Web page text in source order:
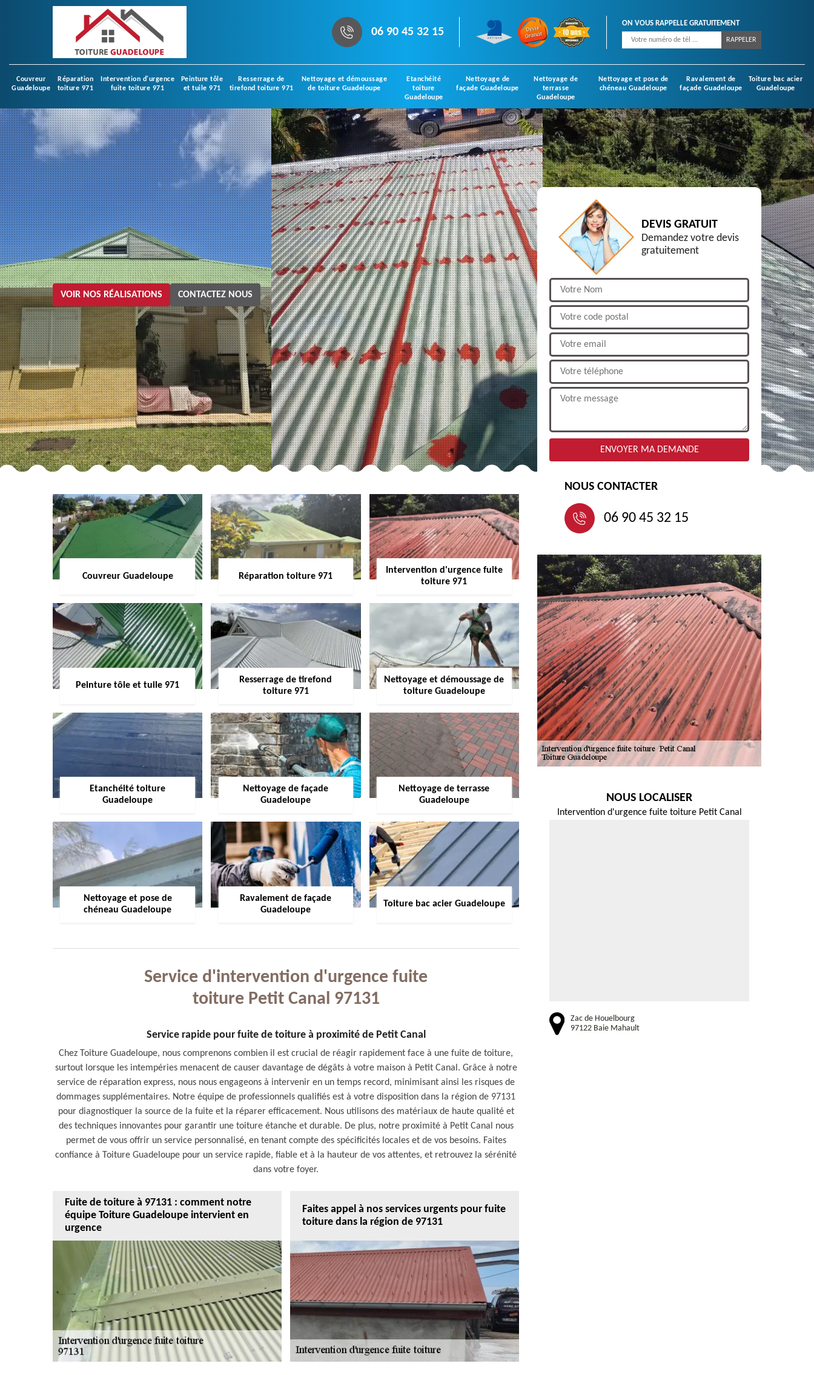
06 90 45 32 15
ON VOUS RAPPELLE GRATUITEMENT
Couvreur
Guadeloupe
Réparation
toiture 971
Intervention d'urgence
fuite toiture 971
Peinture tôle
et tuile 971
Resserrage de
tirefond toiture 971
Nettoyage et démoussage
de toiture Guadeloupe
Etanchéité
toiture
Guadeloupe
Nettoyage de
façade Guadeloupe
Nettoyage de
terrasse
Guadeloupe
Nettoyage et pose de
chéneau Guadeloupe
Ravalement de
façade Guadeloupe
Toiture bac acier
Guadeloupe
VOIR NOS RÉALISATIONS CONTACTEZ NOUS
Couvreur Guadeloupe Réparation toiture 971
Intervention d'urgence fuite
toiture 971
Peinture tôle et tuile 971
Resserrage de tirefond
toiture 971
Nettoyage et démoussage de
toiture Guadeloupe
Etanchéité toiture
Guadeloupe
Nettoyage de façade
Guadeloupe
Nettoyage de terrasse
Guadeloupe
Nettoyage et pose de
chéneau Guadeloupe
Ravalement de façade
Guadeloupe
Toiture bac acier Guadeloupe
Service d'intervention d'urgence fuite
toiture Petit Canal 97131
Service rapide pour fuite de toiture à proximité de Petit Canal
Chez Toiture Guadeloupe, nous comprenons combien il est crucial de réagir rapidement face à une fuite de toiture,
surtout lorsque les intempéries menacent de causer davantage de dégâts à votre maison à Petit Canal. Grâce à notre
service de réparation express, nous nous engageons à intervenir en un temps record, minimisant ainsi les risques de
dommages supplémentaires. Notre équipe de professionnels qualifiés est à votre disposition dans la région de 97131
pour diagnostiquer la source de la fuite et la réparer efficacement. Nous utilisons des matériaux de haute qualité et
des techniques innovantes pour garantir une toiture étanche et durable. De plus, notre proximité à Petit Canal nous
permet de vous offrir un service personnalisé, en tenant compte des spécificités locales et de vos besoins. Faites
confiance à Toiture Guadeloupe pour un service rapide, fiable et à la hauteur de vos attentes, et retrouvez la sérénité
dans votre foyer.
Fuite de toiture à 97131 : comment notre
équipe Toiture Guadeloupe intervient en
urgence
Faites appel à nos services urgents pour fuite
toiture dans la région de 97131
DEVIS GRATUIT
Demandez votre devis
gratuitement
NOUS CONTACTER
06 90 45 32 15
NOUS LOCALISER
Intervention d'urgence fuite toiture Petit Canal
Zac de Houelbourg
97122 Baie Mahault